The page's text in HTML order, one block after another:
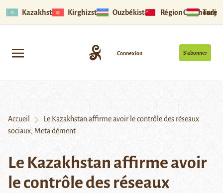
Kazakhstan Kirghizstan Ouzbékistan Région Ouïghoure
S’abonner
Connexion
Accueil
Le Kazakhstan affirme avoir le contrôle des réseaux
sociaux, Meta dément
Le Kazakhstan affirme avoir
le contrôle des réseaux